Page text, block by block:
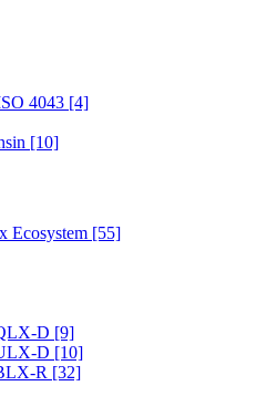
4043 [4]
[10]
Ecosystem [55]
D [9]
D [10]
R [32]